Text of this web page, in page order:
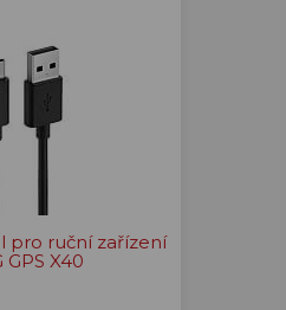
pro ruční zařízení
GPS X40